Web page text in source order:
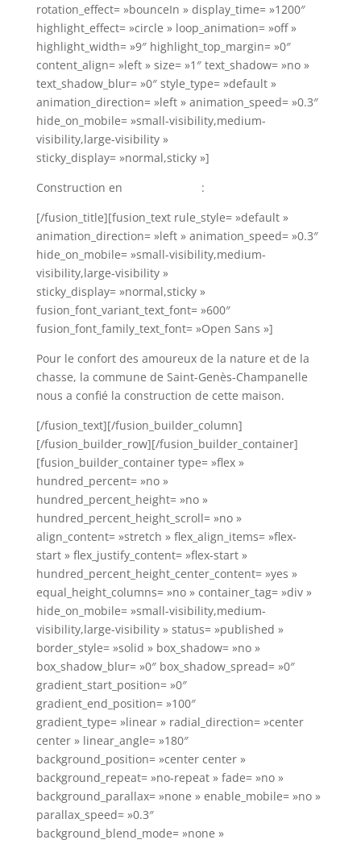
rotation_effect= »bounceIn » display_time= »1200″
highlight_effect= »circle » loop_animation= »off »
highlight_width= »9″ highlight_top_margin= »0″
content_align= »left » size= »1″ text_shadow= »no »
text_shadow_blur= »0″ style_type= »default »
animation_direction= »left » animation_speed= »0.3″
hide_on_mobile= »small-visibility,medium-
visibility,large-visibility »
sticky_display= »normal,sticky »]
Construction en
:
[/fusion_title][fusion_text rule_style= »default »
animation_direction= »left » animation_speed= »0.3″
hide_on_mobile= »small-visibility,medium-
visibility,large-visibility »
sticky_display= »normal,sticky »
fusion_font_variant_text_font= »600″
fusion_font_family_text_font= »Open Sans »]
Pour le confort des amoureux de la nature et de la
chasse, la commune de Saint-Genès-Champanelle
nous a confié la construction de cette maison.
[/fusion_text][/fusion_builder_column]
[/fusion_builder_row][/fusion_builder_container]
[fusion_builder_container type= »flex »
hundred_percent= »no »
hundred_percent_height= »no »
hundred_percent_height_scroll= »no »
align_content= »stretch » flex_align_items= »flex-
start » flex_justify_content= »flex-start »
hundred_percent_height_center_content= »yes »
equal_height_columns= »no » container_tag= »div »
hide_on_mobile= »small-visibility,medium-
visibility,large-visibility » status= »published »
border_style= »solid » box_shadow= »no »
box_shadow_blur= »0″ box_shadow_spread= »0″
gradient_start_position= »0″
gradient_end_position= »100″
gradient_type= »linear » radial_direction= »center
center » linear_angle= »180″
background_position= »center center »
background_repeat= »no-repeat » fade= »no »
background_parallax= »none » enable_mobile= »no »
parallax_speed= »0.3″
background_blend_mode= »none »